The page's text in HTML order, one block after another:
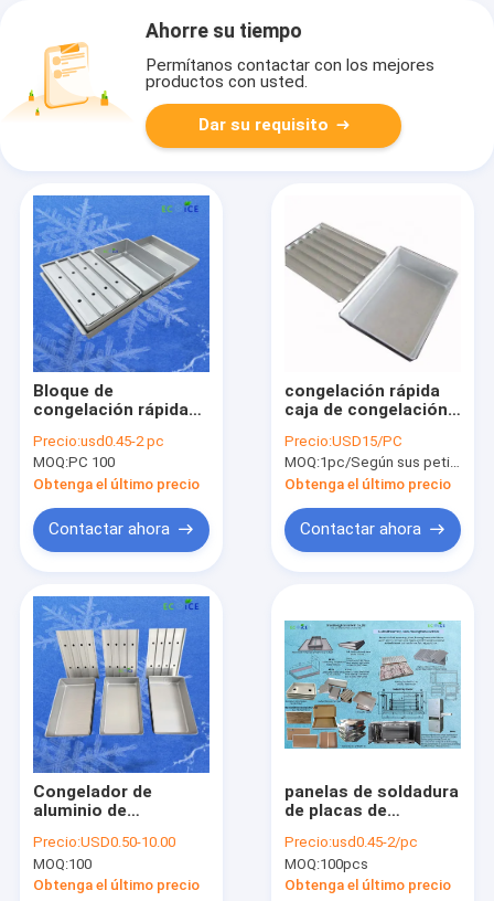
Ahorre su tiempo
Permítanos contactar con los mejores
productos con usted.
Dar su requisito
Bloque de
congelación rápida
congelación de
aluminio con tapa,
caja de congelación
de aluminio
ecológica, equipo de
bloque de camarón
Precio:usd0.45-2 pc
MOQ:PC 100
Obtenga el último precio
Contactar ahora
congelación rápida
caja de congelación
congelados de 2 kg
en aluminio,
congelación rápida
Precio:USD15/PC
MOQ:1pc/Según sus peticiones
Obtenga el último precio
Contactar ahora
Congelador de
aluminio de
Caja de congelación
de camarón de
aluminio de
Precio:USD0.50-10.00
MOQ:100
Obtenga el último precio
panelas de soldadura
de placas de
herramientas de
congelación rápida
para congeladores
Precio:usd0.45-2/pc
MOQ:100pcs
Obtenga el último precio